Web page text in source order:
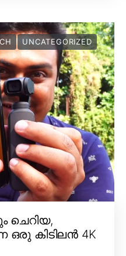
UNCATEGORIZED
ഒരു കിടിലൻ 4K